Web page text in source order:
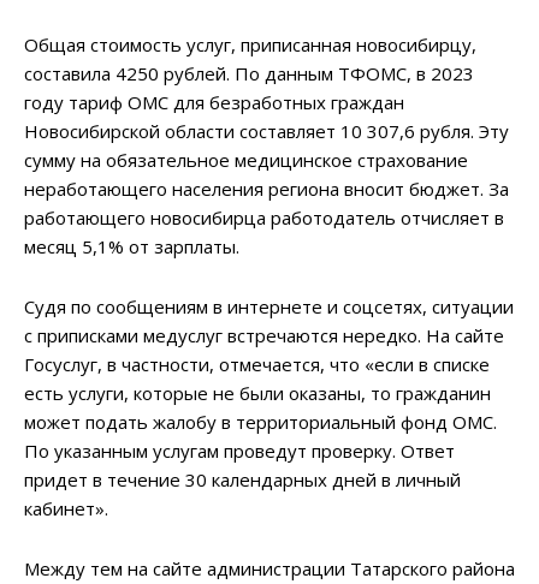
Общая стоимость услуг, приписанная новосибирцу,
составила 4250 рублей. По данным ТФОМС, в 2023
году тариф ОМС для безработных граждан
Новосибирской области составляет 10 307,6 рубля. Эту
сумму на обязательное медицинское страхование
неработающего населения региона вносит бюджет. За
работающего новосибирца работодатель отчисляет в
месяц 5,1% от зарплаты.
Судя по сообщениям в интернете и соцсетях, ситуации
с приписками медуслуг встречаются нередко. На сайте
Госуслуг, в частности, отмечается, что «если в списке
есть услуги, которые не были оказаны, то гражданин
может подать жалобу в территориальный фонд ОМС.
По указанным услугам проведут проверку. Ответ
придет в течение 30 календарных дней в личный
кабинет».
Между тем на сайте администрации Татарского района